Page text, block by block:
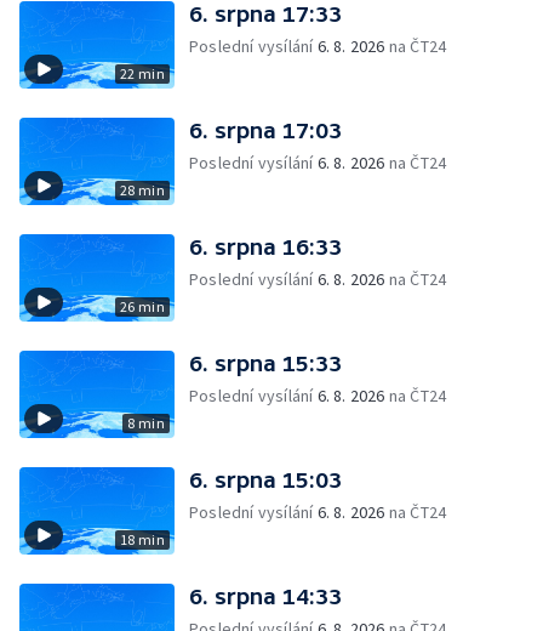
22 min
6. srpna 17:33
Poslední vysílání6. 8. 2026 na ČT24
28 min
6. srpna 17:03
Poslední vysílání6. 8. 2026 na ČT24
26 min
6. srpna 16:33
Poslední vysílání6. 8. 2026 na ČT24
8 min
6. srpna 15:33
Poslední vysílání6. 8. 2026 na ČT24
18 min
6. srpna 15:03
Poslední vysílání6. 8. 2026 na ČT24
6. srpna 14:33